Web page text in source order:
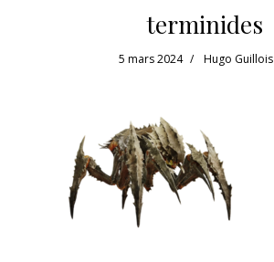
terminides
5 mars 2024 Hugo Guillois